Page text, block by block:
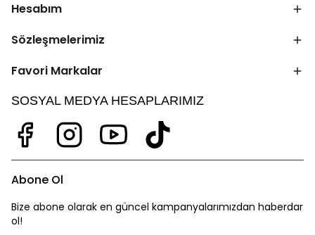
Hesabım
Sözleşmelerimiz
Favori Markalar
SOSYAL MEDYA HESAPLARIMIZ
Abone Ol
Bize abone olarak en güncel kampanyalarımızdan haberdar
ol!